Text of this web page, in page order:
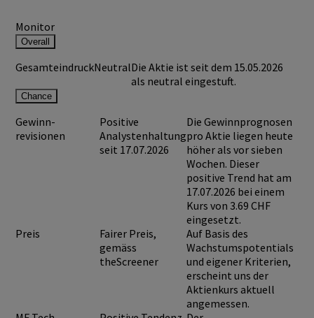
Monitor
Overall
GesamteindruckNeutralDie Aktie ist seit dem 15.05.2026
als neutral eingestuft.
Chance
Gewinn-
revisionen
Positive
Analystenhaltung
seit 17.07.2026
Die Gewinnprognosen
pro Aktie liegen heute
höher als vor sieben
Wochen. Dieser
positive Trend hat am
17.07.2026 bei einem
Kurs von 3.69 CHF
eingesetzt.
Preis
Fairer Preis,
gemäss
theScreener
Auf Basis des
Wachstumspotentials
und eigener Kriterien,
erscheint uns der
Aktienkurs aktuell
angemessen.